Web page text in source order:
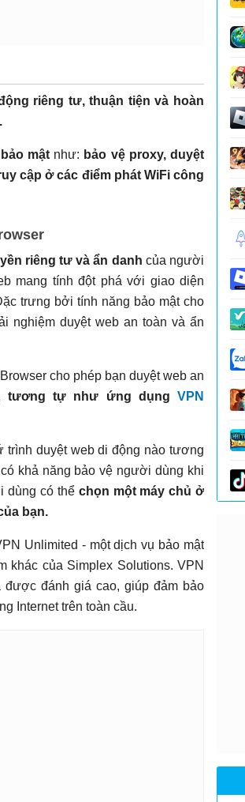
riêng tư, thuận tiện và hoàn
mậtnhư: bảo vệ proxy, duyệt
cập ở các điểm phát WiFi công
riêng tư và ẩn danh của người
mang tính đột phá với giao diện
trưng bởi tính năng bảo mật cho
nghiệm duyệt web an toàn và ẩn
cho phép bạn duyệt web an
tương tự như ứng dụng VPN
trình duyệt web di động nào tương
khả năng bảo vệ người dùng khi
dùng có thể chọn một máy chủ ở
bạn.
Unlimited - một dịch vụ bảo mật
khác của Simplex Solutions. VPN
được đánh giá cao, giúp đảm bảo
Internet trên toàn cầu.